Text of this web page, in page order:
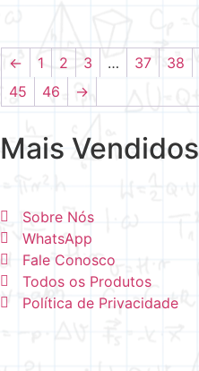
← 1 2 3 … 37 38
45
46 →
Mais Vendidos
Sobre Nós
WhatsApp
Fale Conosco
Todos os Produtos
Política de Privacidade